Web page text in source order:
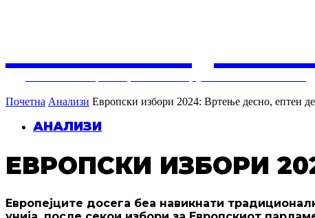
Почетна Анализи Европски избори 2024: Вртење десно, ептен
АНАЛИЗИ
ЕВРОПСКИ ИЗБОРИ
Европејците досега беа навикнати